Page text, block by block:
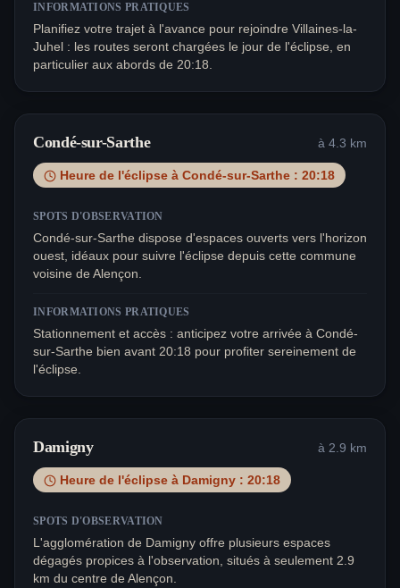
INFORMATIONS PRATIQUES
Planifiez votre trajet à l'avance pour rejoindre Villaines-la-
Juhel : les routes seront chargées le jour de l'éclipse, en
particulier aux abords de 20:18.
Condé-sur-Sarthe à 4.3 km
Heure de l'éclipse à Condé-sur-Sarthe : 20:18
SPOTS D'OBSERVATION
Condé-sur-Sarthe dispose d'espaces ouverts vers l'horizon
ouest, idéaux pour suivre l'éclipse depuis cette commune
voisine de Alençon.
INFORMATIONS PRATIQUES
Stationnement et accès : anticipez votre arrivée à Condé-
sur-Sarthe bien avant 20:18 pour profiter sereinement de
l'éclipse.
Damigny à 2.9 km
Heure de l'éclipse à Damigny : 20:18
SPOTS D'OBSERVATION
L'agglomération de Damigny offre plusieurs espaces
dégagés propices à l'observation, situés à seulement 2.9
km du centre de Alençon.